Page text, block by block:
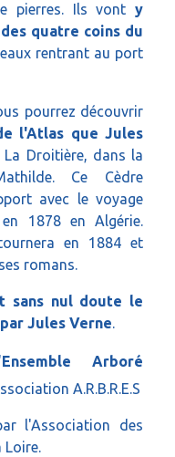
pierres. Ils vont y
quatre coins du
rentrant au port
pourrez découvrir
l'Atlas que Jules
La Droitière, dans la
Ce Cèdre
avec le voyage
1878 en Algérie.
en 1884 et
romans.
sans nul doute le
Jules Verne.
Ensemble Arboré
A.R.B.R.E.S
l'Association des
Loire.